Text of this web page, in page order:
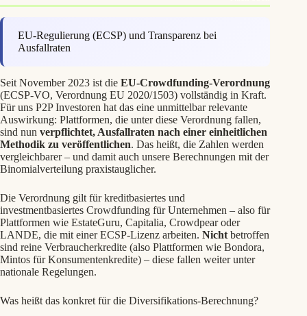
EU-Regulierung (ECSP) und Transparenz bei
Ausfallraten
Seit November 2023 ist die EU-Crowdfunding-Verordnung
(ECSP-VO, Verordnung EU 2020/1503) vollständig in Kraft.
Für uns P2P Investoren hat das eine unmittelbar relevante
Auswirkung: Plattformen, die unter diese Verordnung fallen,
sind nun verpflichtet, Ausfallraten nach einer einheitlichen
Methodik zu veröffentlichen. Das heißt, die Zahlen werden
vergleichbarer – und damit auch unsere Berechnungen mit der
Binomialverteilung praxistauglicher.
Die Verordnung gilt für kreditbasiertes und
investmentbasiertes Crowdfunding für Unternehmen – also für
Plattformen wie EstateGuru, Capitalia, Crowdpear oder
LANDE, die mit einer ECSP-Lizenz arbeiten. Nicht betroffen
sind reine Verbraucherkredite (also Plattformen wie Bondora,
Mintos für Konsumentenkredite) – diese fallen weiter unter
nationale Regelungen.
Was heißt das konkret für die Diversifikations-Berechnung?